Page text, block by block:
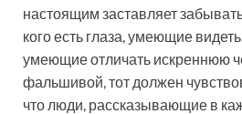
настоящим заставляет
кого есть глаза, умеющие
умеющие отличать искреннюю
фальшивой, тот должен
что люди, рассказывающие в